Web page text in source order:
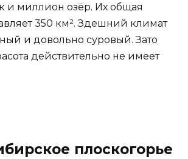
и миллион озёр. Их общая
350 км². Здешний климат
и довольно суровый. Зато
действительно не имеет
плоскогорье